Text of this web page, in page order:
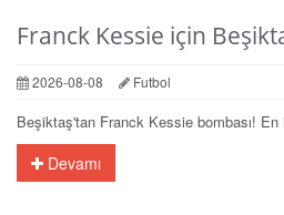
Franck Kessie için
2026-08-08 Futbol
Beşiktaş'tan Franck Kessie bombası!
Devamı